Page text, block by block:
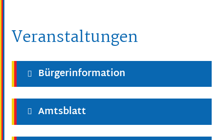
Veranstaltungen
Bürgerinformation
Amtsblatt